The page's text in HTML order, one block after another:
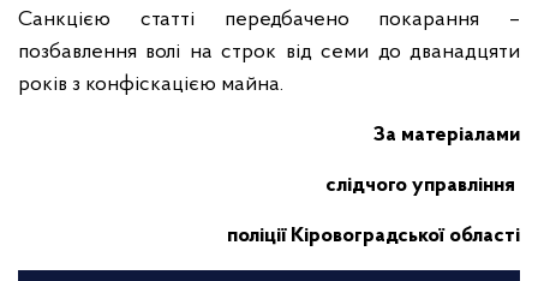
Санкцією статті передбачено покарання –
позбавлення волі на строк від семи до дванадцяти
років з конфіскацією майна.
За матеріалами
слідчого управління
поліції Кіровоградської області